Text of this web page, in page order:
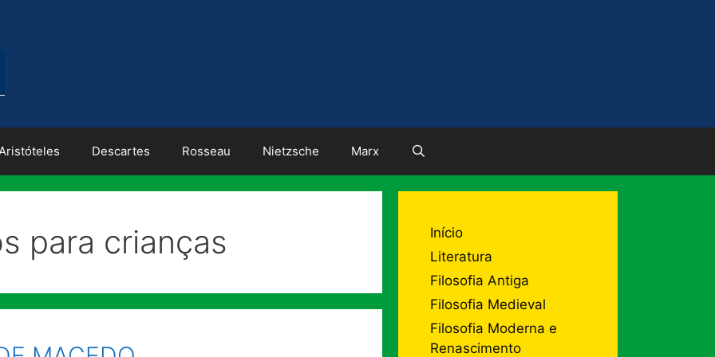
Descartes Rosseau Nietzsche Marx
para crianças
Início
Literatura
Filosofia Antiga
Filosofia Medieval
Filosofia Moderna e
Renascimento